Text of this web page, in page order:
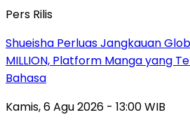
Pers Rilis
Shueisha Perluas Jangkauan
MILLION, Platform Manga yang
Bahasa
Kamis, 6 Agu 2026 - 13:00 WIB